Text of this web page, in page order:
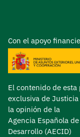
Con el apoyo
El contenido de
exclusiva de
la opinión de la
Agencia Española
Desarrollo (AECID)